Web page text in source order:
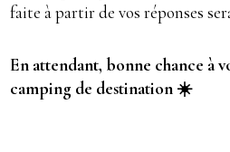
faite à partir de vos réponses
En attendant, bonne chance à
camping de destination ☀️